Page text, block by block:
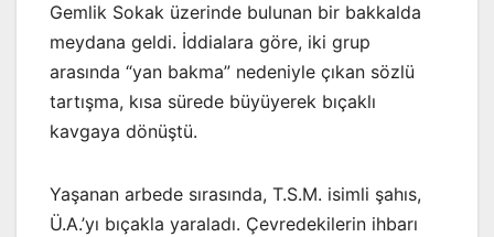
Gemlik Sokak üzerinde bulunan bir bakkalda
meydana geldi. İddialara göre, iki grup
arasında “yan bakma” nedeniyle çıkan sözlü
tartışma, kısa sürede büyüyerek bıçaklı
kavgaya dönüştü.
Yaşanan arbede sırasında, T.S.M. isimli şahıs,
Ü.A.’yı bıçakla yaraladı. Çevredekilerin ihbarı